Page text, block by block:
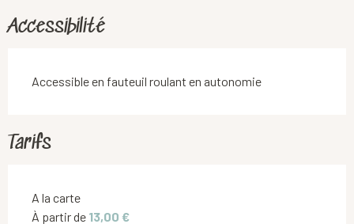
Accessibilité
Accessible en fauteuil roulant en autonomie
Tarifs
Tarifs 2026
A la carte
À partir de 13,00 €